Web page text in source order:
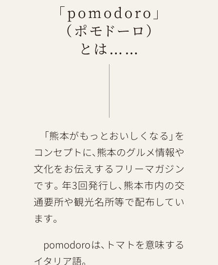
「熊本がもっとおいしくなる」を
コンセプトに、熊本のグルメ情報や
文化をお伝えするフリーマガジン
です。年3回発行し、熊本市内の交
通要所や観光名所等で配布してい
ます。
pomodoroは、トマトを意味する
イタリア語。